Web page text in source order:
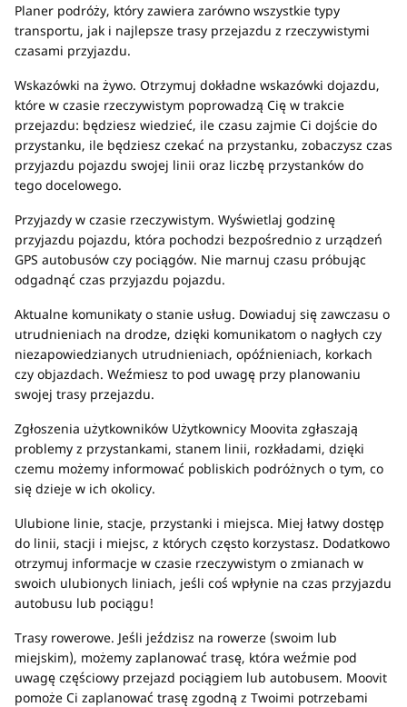
Planer podróży, który zawiera zarówno wszystkie typy
transportu, jak i najlepsze trasy przejazdu z rzeczywistymi
czasami przyjazdu.
Wskazówki na żywo. Otrzymuj dokładne wskazówki dojazdu,
które w czasie rzeczywistym poprowadzą Cię w trakcie
przejazdu: będziesz wiedzieć, ile czasu zajmie Ci dojście do
przystanku, ile będziesz czekać na przystanku, zobaczysz czas
przyjazdu pojazdu swojej linii oraz liczbę przystanków do
tego docelowego.
Przyjazdy w czasie rzeczywistym. Wyświetlaj godzinę
przyjazdu pojazdu, która pochodzi bezpośrednio z urządzeń
GPS autobusów czy pociągów. Nie marnuj czasu próbując
odgadnąć czas przyjazdu pojazdu.
Aktualne komunikaty o stanie usług. Dowiaduj się zawczasu o
utrudnieniach na drodze, dzięki komunikatom o nagłych czy
niezapowiedzianych utrudnieniach, opóźnieniach, korkach
czy objazdach. Weźmiesz to pod uwagę przy planowaniu
swojej trasy przejazdu.
Zgłoszenia użytkowników Użytkownicy Moovita zgłaszają
problemy z przystankami, stanem linii, rozkładami, dzięki
czemu możemy informować pobliskich podróżnych o tym, co
się dzieje w ich okolicy.
Ulubione linie, stacje, przystanki i miejsca. Miej łatwy dostęp
do linii, stacji i miejsc, z których często korzystasz. Dodatkowo
otrzymuj informacje w czasie rzeczywistym o zmianach w
swoich ulubionych liniach, jeśli coś wpłynie na czas przyjazdu
autobusu lub pociągu!
Trasy rowerowe. Jeśli jeździsz na rowerze (swoim lub
miejskim), możemy zaplanować trasę, która weźmie pod
uwagę częściowy przejazd pociągiem lub autobusem. Moovit
pomoże Ci zaplanować trasę zgodną z Twoimi potrzebami